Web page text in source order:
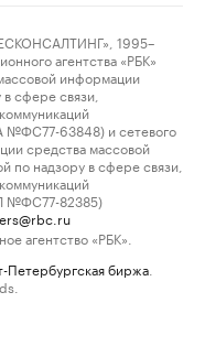
1995–
агентства «РБК»
информации
сфере связи,
№ФС77-63848) и сетевого
средства массовой
по надзору в сфере связи,
№ФС77-82385)
агентство «РБК».
Петербургская биржа